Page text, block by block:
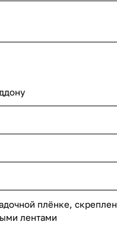
плёнке, скреплен
лентами